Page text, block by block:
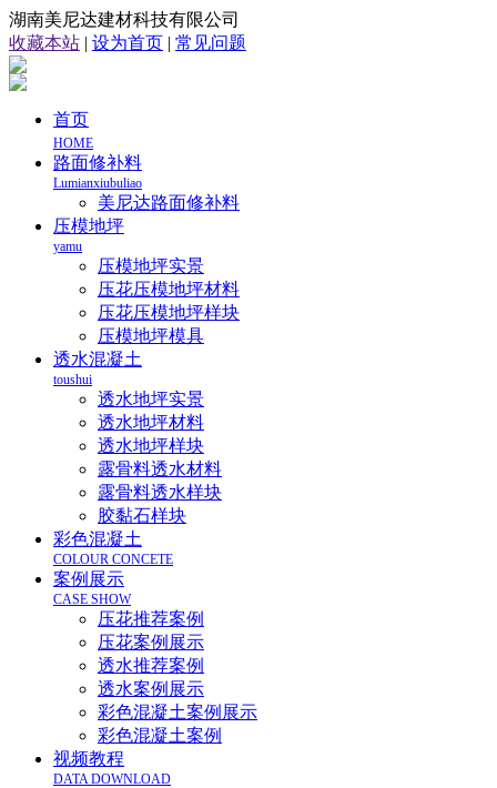
湖南美尼达建材科技有限公司
收藏本站 | 设为首页 | 常见问题
首页
HOME
路面修补料
Lumianxiubuliao
美尼达路面修补料
压模地坪
yamu
压模地坪实景
压花压模地坪材料
压花压模地坪样块
压模地坪模具
透水混凝土
toushui
透水地坪实景
透水地坪材料
透水地坪样块
露骨料透水材料
露骨料透水样块
胶黏石样块
彩色混凝土
COLOUR CONCETE
案例展示
CASE SHOW
压花推荐案例
压花案例展示
透水推荐案例
透水案例展示
彩色混凝土案例展示
彩色混凝土案例
视频教程
DATA DOWNLOAD